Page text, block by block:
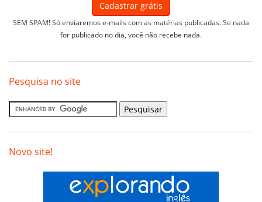
SEM SPAM! Só enviaremos e-mails com as matérias publicadas. Se nada
for publicado no dia, você não recebe nada.
Pesquisa no site
Novo site!